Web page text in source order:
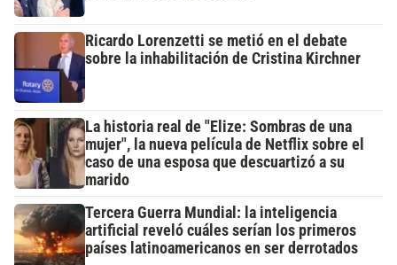
Ricardo Lorenzetti se metió en el debate
sobre la inhabilitación de Cristina Kirchner
La historia real de "Elize: Sombras de una
mujer", la nueva película de Netflix sobre el
caso de una esposa que descuartizó a su
marido
Tercera Guerra Mundial: la inteligencia
artificial reveló cuáles serían los primeros
países latinoamericanos en ser derrotados